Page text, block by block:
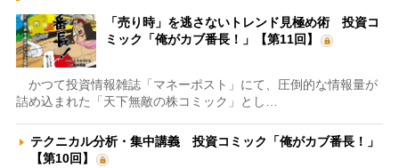
「売り時」を逃さないトレンド見極め術 投資コ
ミック「俺がカブ番長！」【第11回】
かつて投資情報雑誌「マネーポスト」にて、圧倒的な情報量が
詰め込まれた「天下無敵の株コミック」とし…
テクニカル分析・集中講義 投資コミック「俺がカブ番長！」
【第10回】